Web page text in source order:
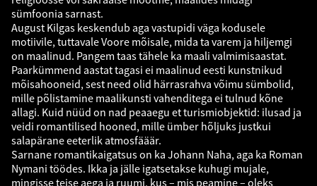
sümfoonia sarnast.
August Kilgas keskendub aga vastupidi väga kodusele
motiivile, tuttavale Voore mõisale, mida ta varem ja hiljemgi
on maalinud. Pangem taas tähele ka maali valmimisaastat.
Paarkümmend aastat tagasi ei maalinud eesti kunstnikud
mõisahooneid, sest need olid härrasrahva võimu sümbolid,
mille põlistamine maalikunsti vahenditega ei tulnud kõne
allagi. Kuid nüüd on nad peaaegu et turismiobjektid: ilusad ja
veidi romantilised hooned, mille ümber hõljuks justkui
salapärane eeterlik atmosfääär.
Sarnane romantikaigatsus on ka Johann Naha, aga ka Roman
Nymani töödes. Ikka ja jälle igatsetakse kuhugi mujale,
mingisse teise aega ja ruumi, kus – mis peamine – oleks